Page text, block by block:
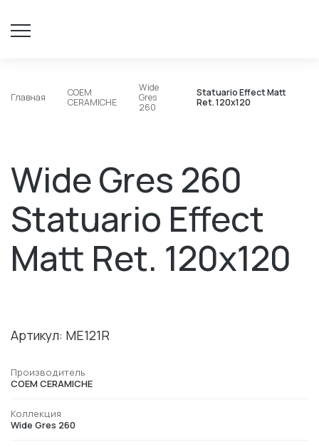
Главная
COEM
CERAMICHE
Wide
Gres
260
Statuario Effect Matt
Ret. 120x120
Wide Gres 260
Statuario Effect
Matt Ret. 120x120
Артикул: ME121R
Производитель
COEM CERAMICHE
Коллекция
Wide Gres 260